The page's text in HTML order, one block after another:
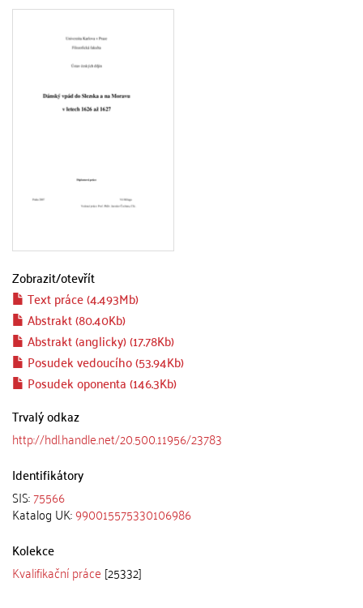
Zobrazit/otevřít
Text práce (4.493Mb)
Abstrakt (80.40Kb)
Abstrakt (anglicky) (17.78Kb)
Posudek vedoucího (53.94Kb)
Posudek oponenta (146.3Kb)
Trvalý odkaz
http://hdl.handle.net/20.500.11956/23783
Identifikátory
SIS:75566
Katalog UK:990015575330106986
Kolekce
Kvalifikační práce [25332]